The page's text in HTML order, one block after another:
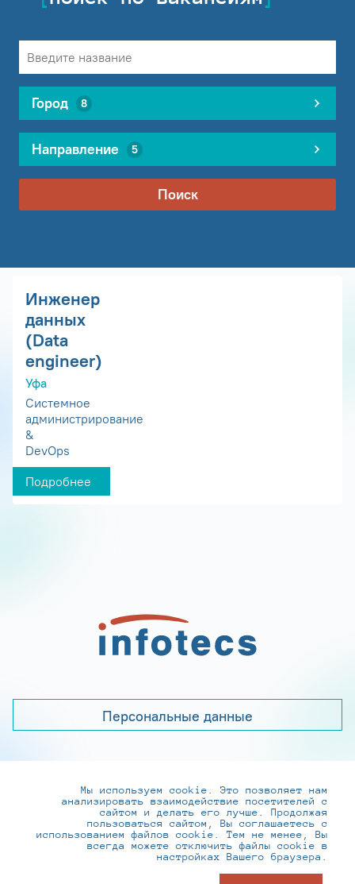
Город 8
Направление 5
Поиск
Инженер
данных
(Data
engineer)
Уфа
Системное
администрирование
&
DevOps
Подробнее
Персональные данные
+7 (495) 737-6192, 8-800-250-0-260
practice@infotecs.ru,hr@infotecs.ru
127273, г. Москва, Отрадная ул., 2Б строение 1
Мы используем cookie. Это позволяет нам
анализировать взаимодействие посетителей с
сайтом и делать его лучше. Продолжая
пользоваться сайтом, Вы соглашаетесь с
использованием файлов cookie. Тем не менее, Вы
всегда можете отключить файлы cookie в
настройках Вашего браузера.